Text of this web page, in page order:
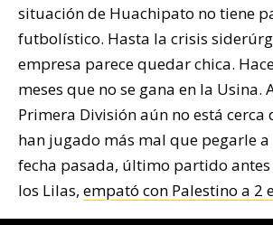
situación de Huachipato no tiene
futbolístico. Hasta la crisis
empresa parece quedar chica.
meses que no se gana en la Usina.
Primera División aún no está cerca
han jugado más mal que pegarle a
fecha pasada, último partido
los Lilas, empató con Palestino a 2